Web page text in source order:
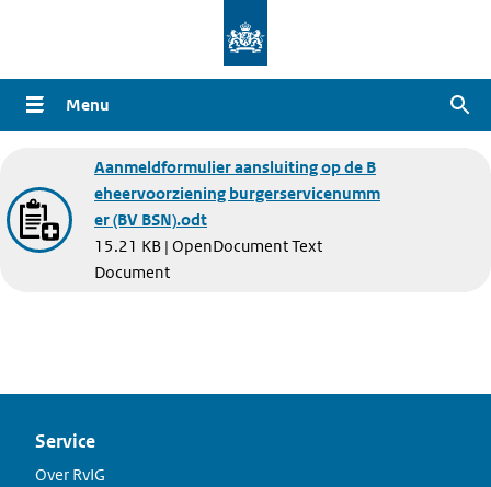
naar
de
Menu
Aanmeldformulier aansluiting op de B
eheervoorziening burgerservicenumm
er (BV BSN).odt
15.21 KB | OpenDocument Text
Document
Service
Over RvIG